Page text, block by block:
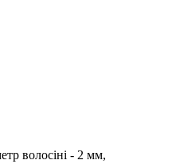
волосіні - 2 мм,